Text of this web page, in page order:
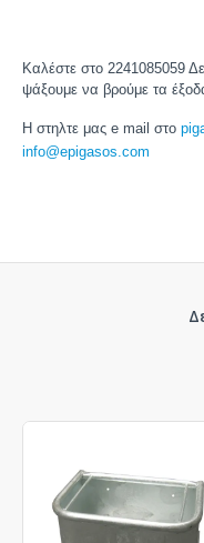
Καλέστε στο 2241085059
ψάξουμε να βρούμε τα
Η στηλτε μας e mail στο
info@epigasos.com